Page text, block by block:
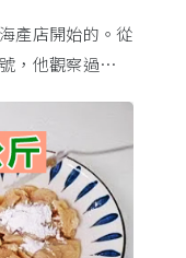
產店開始的。從
，他觀察過幾十